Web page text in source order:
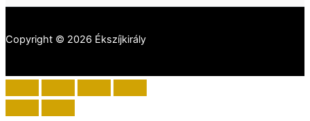
Copyright © 2026 Ékszíjkirály